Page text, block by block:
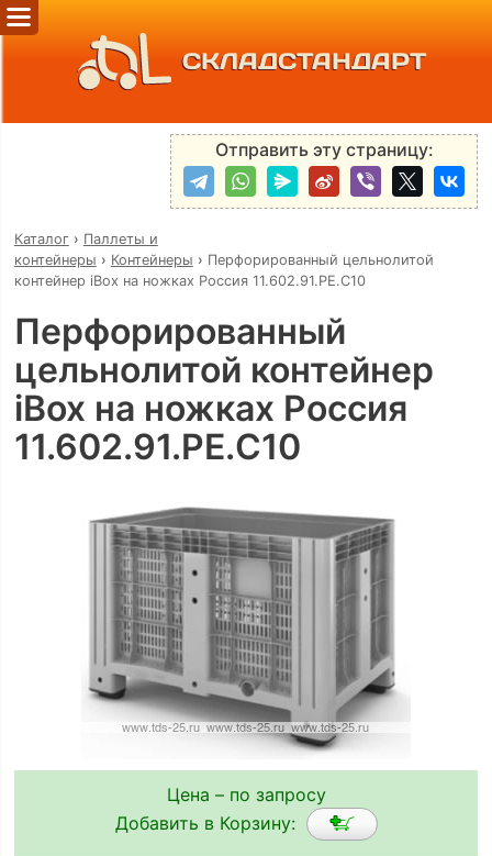
СКЛАДСТАНДАРТ
Отправить эту страницу:
Каталог› Паллеты и
контейнеры › Контейнеры › Перфорированный цельнолитой
контейнер iBox на ножках Россия 11.602.91.РЕ.C10
Перфорированный
цельнолитой контейнер
iBox на ножках Россия
11.602.91.РЕ.C10
Цена – по запросу
Добавить в Корзину: